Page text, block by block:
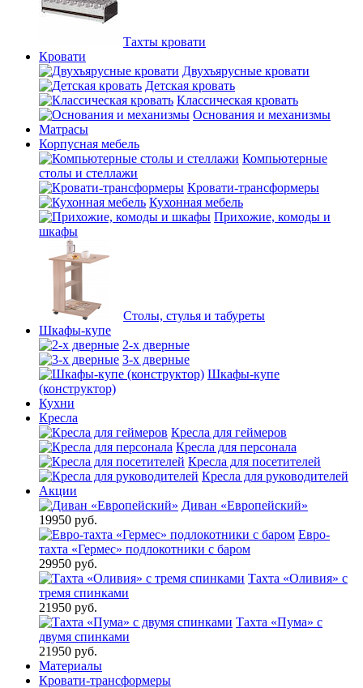
Тахты кровати
Кровати
Двухъярусные кровати
Детская кровать
Классическая кровать
Основания и механизмы
Матрасы
Корпусная мебель
Компьютерные
столы и стеллажи
Кровати-трансформеры
Кухонная мебель
Прихожие, комоды и
шкафы
Столы, стулья и табуреты
Шкафы-купе
2-х дверные
3-х дверные
Шкафы-купе
(конструктор)
Кухни
Кресла
Кресла для геймеров
Кресла для персонала
Кресла для посетителей
Кресла для руководителей
Акции
Диван «Европейский»
19950 руб.
Евро-
тахта «Гермес» подлокотники с баром
29950 руб.
Тахта «Оливия» с
тремя спинками
21950 руб.
Тахта «Пума» с
двумя спинками
21950 руб.
Материалы
Кровати-трансформеры